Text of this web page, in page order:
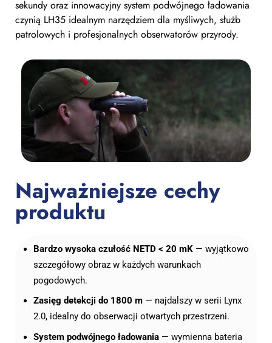
sekundy oraz innowacyjny system podwójnego ładowania
czynią LH35 idealnym narzędziem dla myśliwych, służb
patrolowych i profesjonalnych obserwatorów przyrody.
Najważniejsze cechy
produktu
Bardzo wysoka czułość NETD < 20 mK — wyjątkowo
szczegółowy obraz w każdych warunkach
pogodowych.
Zasięg detekcji do 1800 m — najdalszy w serii Lynx
2.0, idealny do obserwacji otwartych przestrzeni.
System podwójnego ładowania — wymienna bateria